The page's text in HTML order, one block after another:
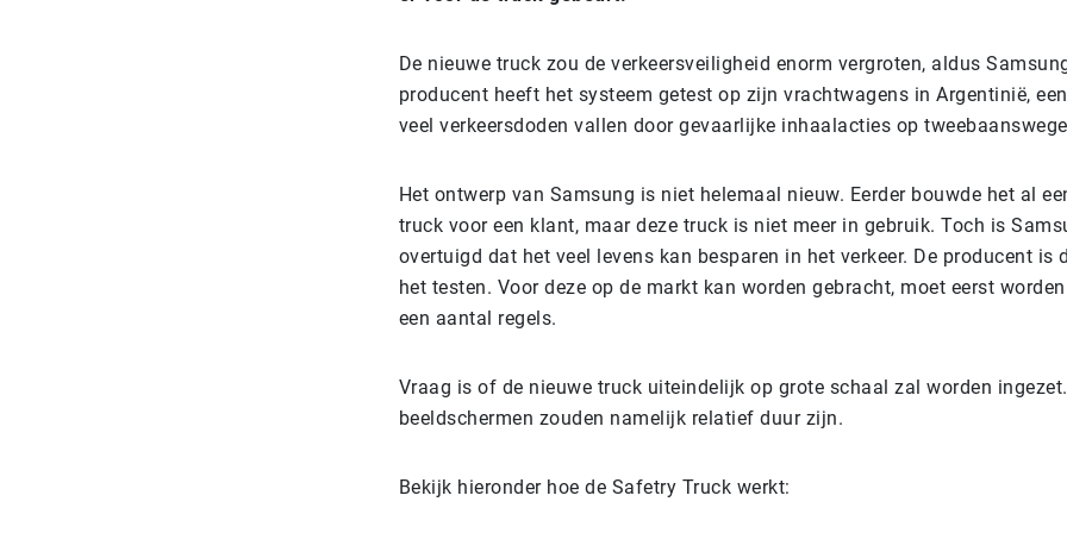
De nieuwe truck zou de verkeersveiligheid enorm vergroten, aldus
producent heeft het systeem getest op zijn vrachtwagens in Argentinië,
veel verkeersdoden vallen door gevaarlijke inhaalacties op
Het ontwerp van Samsung is niet helemaal nieuw. Eerder bouwde het al
truck voor een klant, maar deze truck is niet meer in gebruik. Toch is
overtuigd dat het veel levens kan besparen in het verkeer. De producent is
het testen. Voor deze op de markt kan worden gebracht, moet eerst
een aantal regels.
Vraag is of de nieuwe truck uiteindelijk op grote schaal zal worden
beeldschermen zouden namelijk relatief duur zijn.
Bekijk hieronder hoe de Safetry Truck werkt: